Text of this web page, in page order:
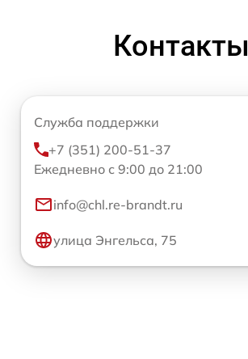
Контакты
Служба поддержки
+7 (351) 200-51-37
Ежедневно с 9:00 до 21:00
info@chl.re-brandt.ru
улица Энгельса, 75